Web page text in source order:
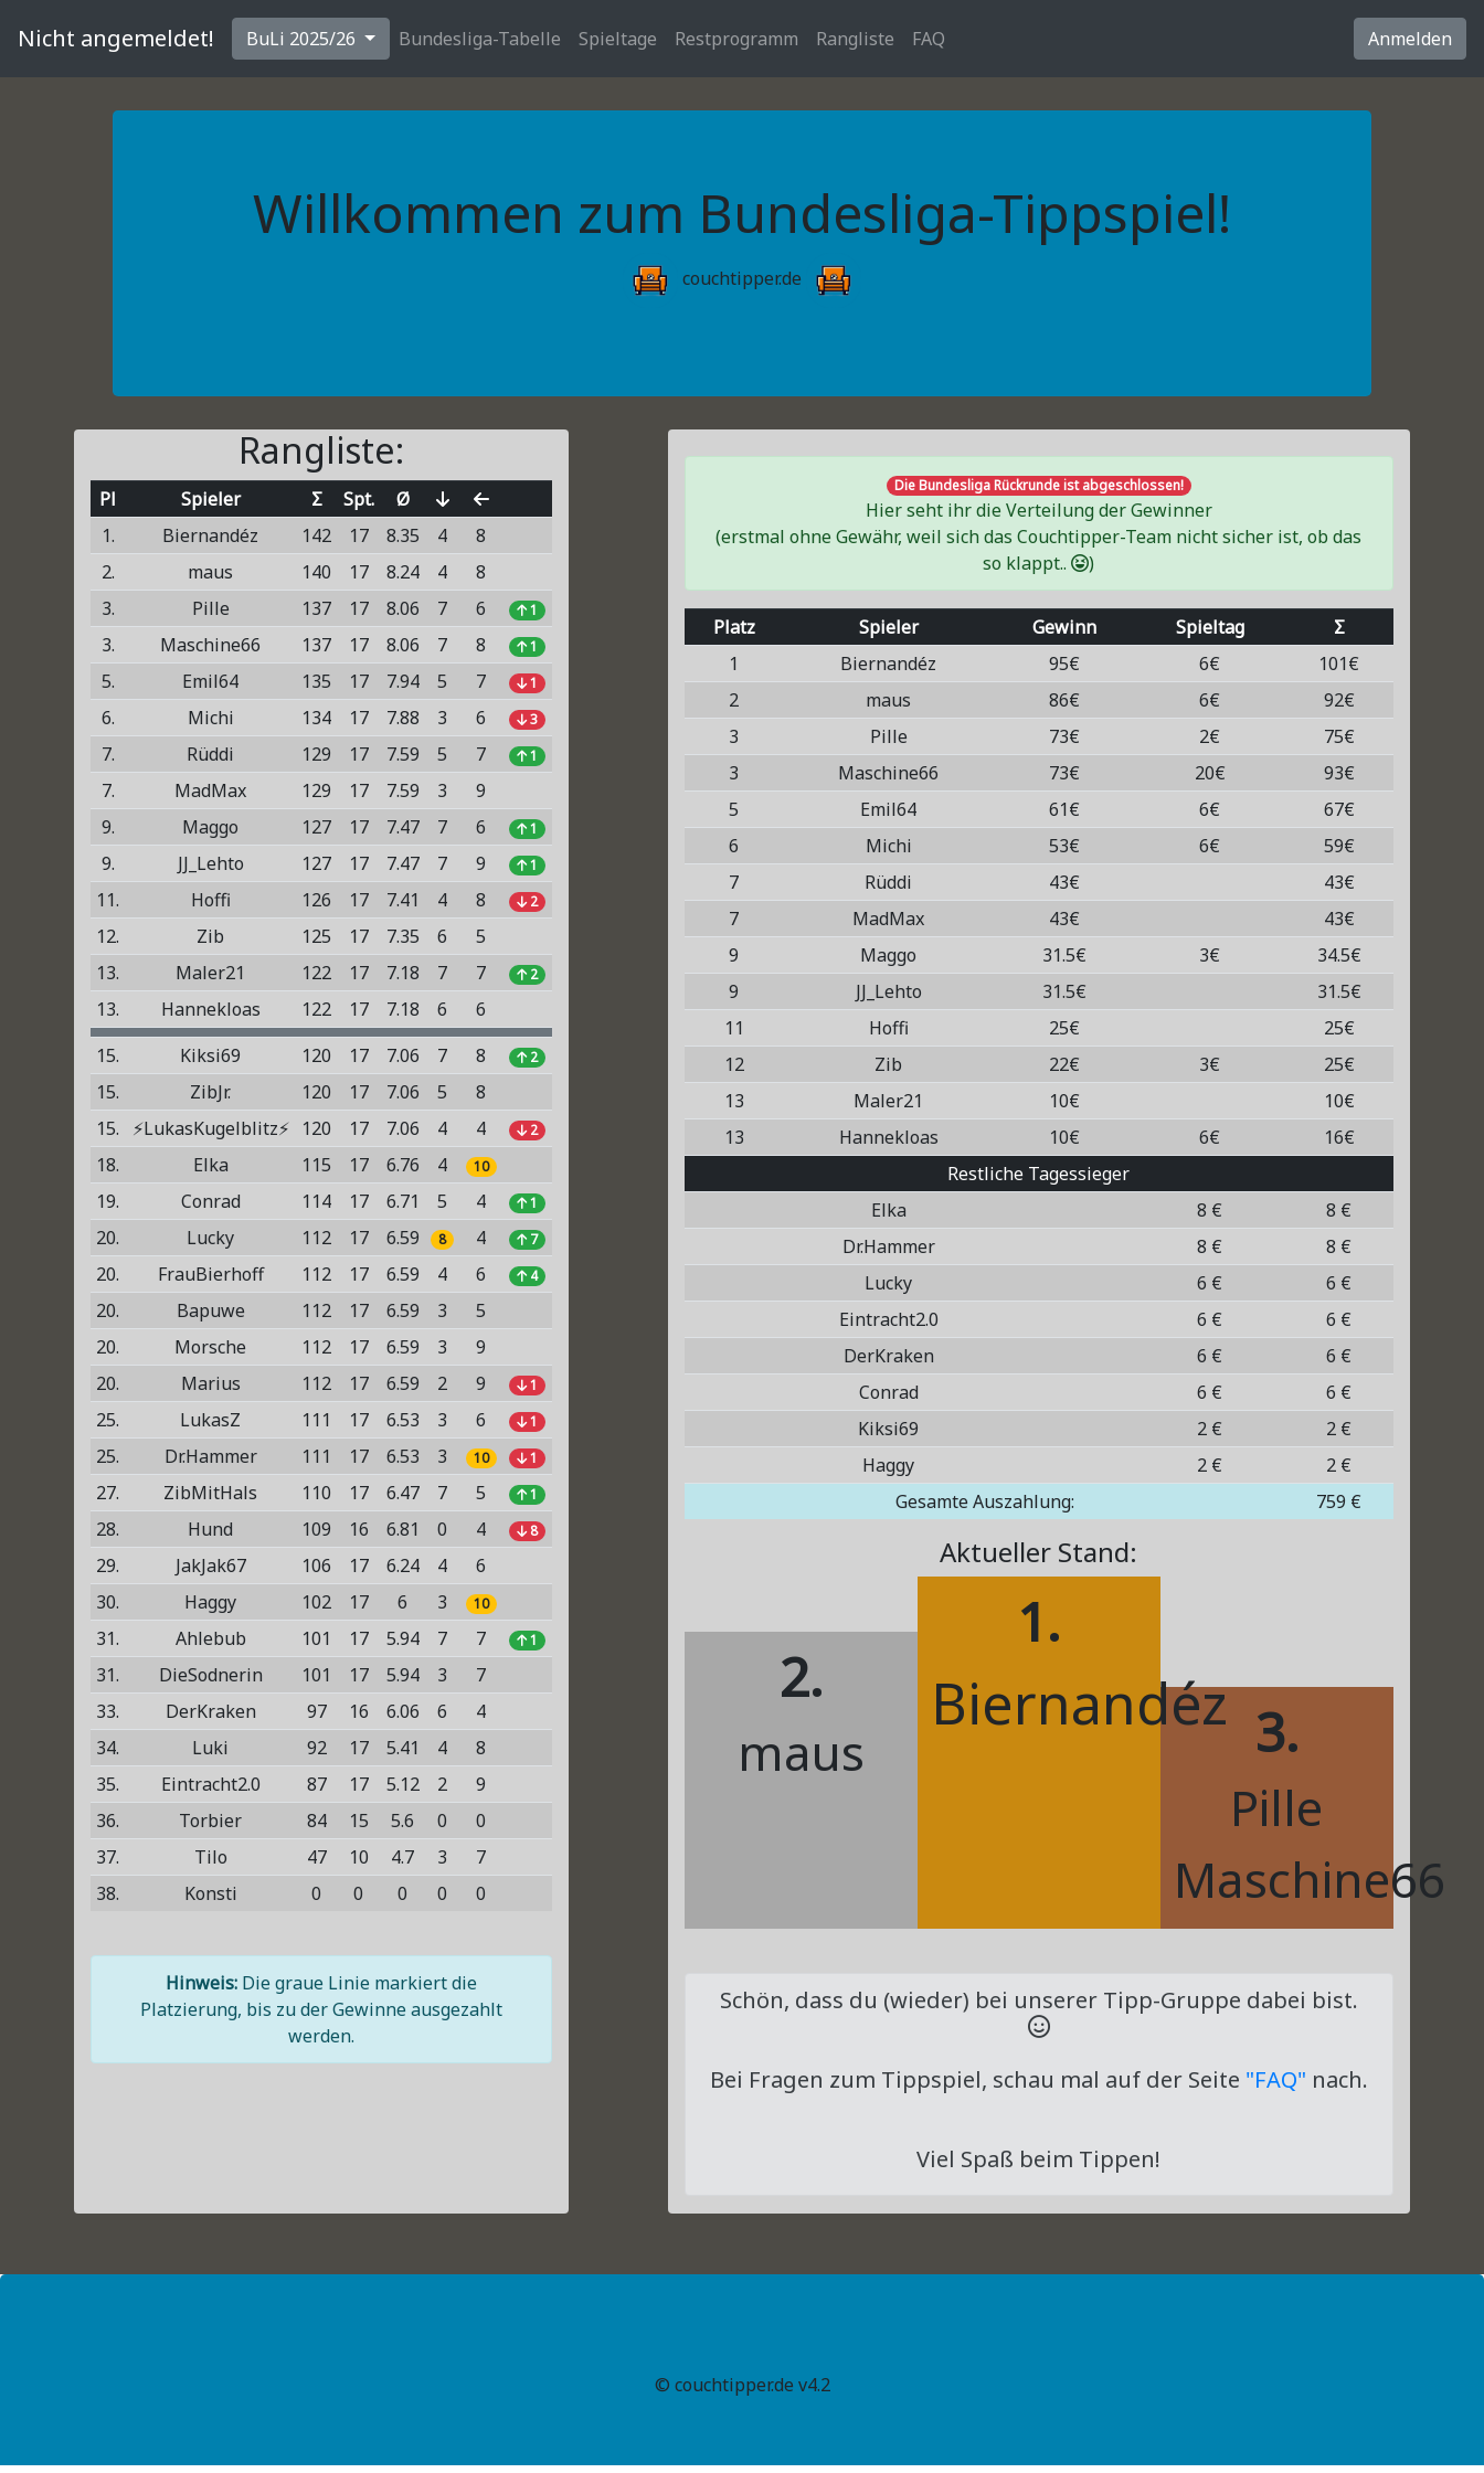
Nicht angemeldet! BuLi 2025/26 Bundesliga-Tabelle Spieltage Restprogramm Rangliste FAQ Anmelden
Willkommen zum Bundesliga-Tippspiel!
couchtipper.de
Rangliste:
Pl Spieler Σ Spt.
Ø
1.
Biernandéz 142 17 8.35 4
8
2.
maus 140 17 8.24 4
8
3.
Pille 137 17 8.06 7 6 1
3. Maschine66 137 17 8.06 7 8 1
5. Emil64 135 17 7.94 5 7 1
6. Michi 134 17 7.88 3 6 3
7. Rüddi 129 17 7.59 5 7 1
7. MadMax 129 17 7.59 3
9
9.
Maggo 127 17 7.47 7 6 1
9. JJ_Lehto 127 17 7.47 7 9 1
11. Hoffi 126 17 7.41 4 8 2
12. Zib 125 17 7.35 6
5
13.
Maler21 122 17 7.18 7 7 2
13. Hannekloas 122 17 7.18 6
6
15.
Kiksi69 120 17 7.06 7 8 2
15. ZibJr. 120 17 7.06 5
8
15.
⚡LukasKugelblitz⚡ 120 17 7.06 4 4 2
18. Elka 115 17 6.76 4 10
19. Conrad 114 17 6.71 5 4 1
20. Lucky 112 17 6.59 8 4 7
20. FrauBierhoff 112 17 6.59 4 6 4
20. Bapuwe 112 17 6.59 3
5
20.
Morsche 112 17 6.59 3
9
20.
Marius 112 17 6.59 2 9 1
25. LukasZ 111 17 6.53 3 6 1
25. Dr.Hammer 111 17 6.53 3 10 1
27. ZibMitHals 110 17 6.47 7 5 1
28. Hund 109 16 6.81 0 4 8
29. JakJak67 106 17 6.24 4
6
30.
Haggy 102 17 6 3 10
31. Ahlebub 101 17 5.94 7 7 1
31. DieSodnerin 101 17 5.94 3
7
33.
DerKraken 97 16 6.06 6
4
34.
Luki 92 17 5.41 4
8
35.
Eintracht2.0 87 17 5.12 2
9
36.
Torbier 84 15 5.6 0
0
37.
Tilo 47 10 4.7 3
7
38.
Konsti 0 0 0 0 0
Hinweis: Die graue Linie markiert die
Platzierung, bis zu der Gewinne ausgezahlt
werden.
Die Bundesliga Rückrunde ist abgeschlossen!
Hier seht ihr die Verteilung der Gewinner
(erstmal ohne Gewähr, weil sich das Couchtipper-Team nicht sicher ist, ob das
so klappt..
)
Platz Spieler Gewinn Spieltag
Σ
1
Biernandéz 95€ 6€
101€
2
maus 86€ 6€
92€
3
Pille 73€ 2€
75€
3
Maschine66 73€ 20€
93€
5
Emil64 61€ 6€
67€
6
Michi 53€ 6€
59€
7
Rüddi 43€
43€
7
MadMax 43€
43€
9
Maggo 31.5€ 3€
34.5€
9
JJ_Lehto 31.5€
31.5€
11
Hoffi 25€
25€
12
Zib 22€ 3€
25€
13
Maler21 10€
10€
13
Hannekloas 10€ 6€
16€
Restliche Tagessieger
Elka
8 €
8 €
Dr.Hammer
8 €
8 €
Lucky
6 €
6 €
Eintracht2.0
6 €
6 €
DerKraken
6 €
6 €
Conrad
6 €
6 €
Kiksi69
2 €
2 €
Haggy
2 €
2 €
Gesamte Auszahlung:
759 €
Aktueller Stand:
1.
Biernandéz
2.
maus 3.
Pille
Maschine66
Schön, dass du (wieder) bei unserer Tipp-Gruppe dabei bist.
Bei Fragen zum Tippspiel, schau mal auf der Seite "FAQ" nach.
Viel Spaß beim Tippen!
© couchtipper.de v4.2